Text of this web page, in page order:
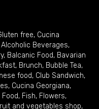
free, Cucina
Alcoholic Beverages,
, Balcanic Food, Bavarian
, Brunch, Bubble Tea,
food, Club Sandwich,
, Cucina Georgiana,
Food, Fish, Flowers,
and vegetables shop,